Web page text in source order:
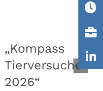
„Kompass
Tierversuche
2026“